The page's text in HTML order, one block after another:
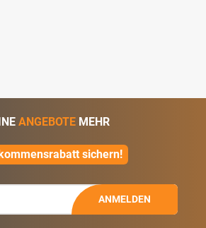
ANGEBOTE MEHR
sichern!
ANMELDEN